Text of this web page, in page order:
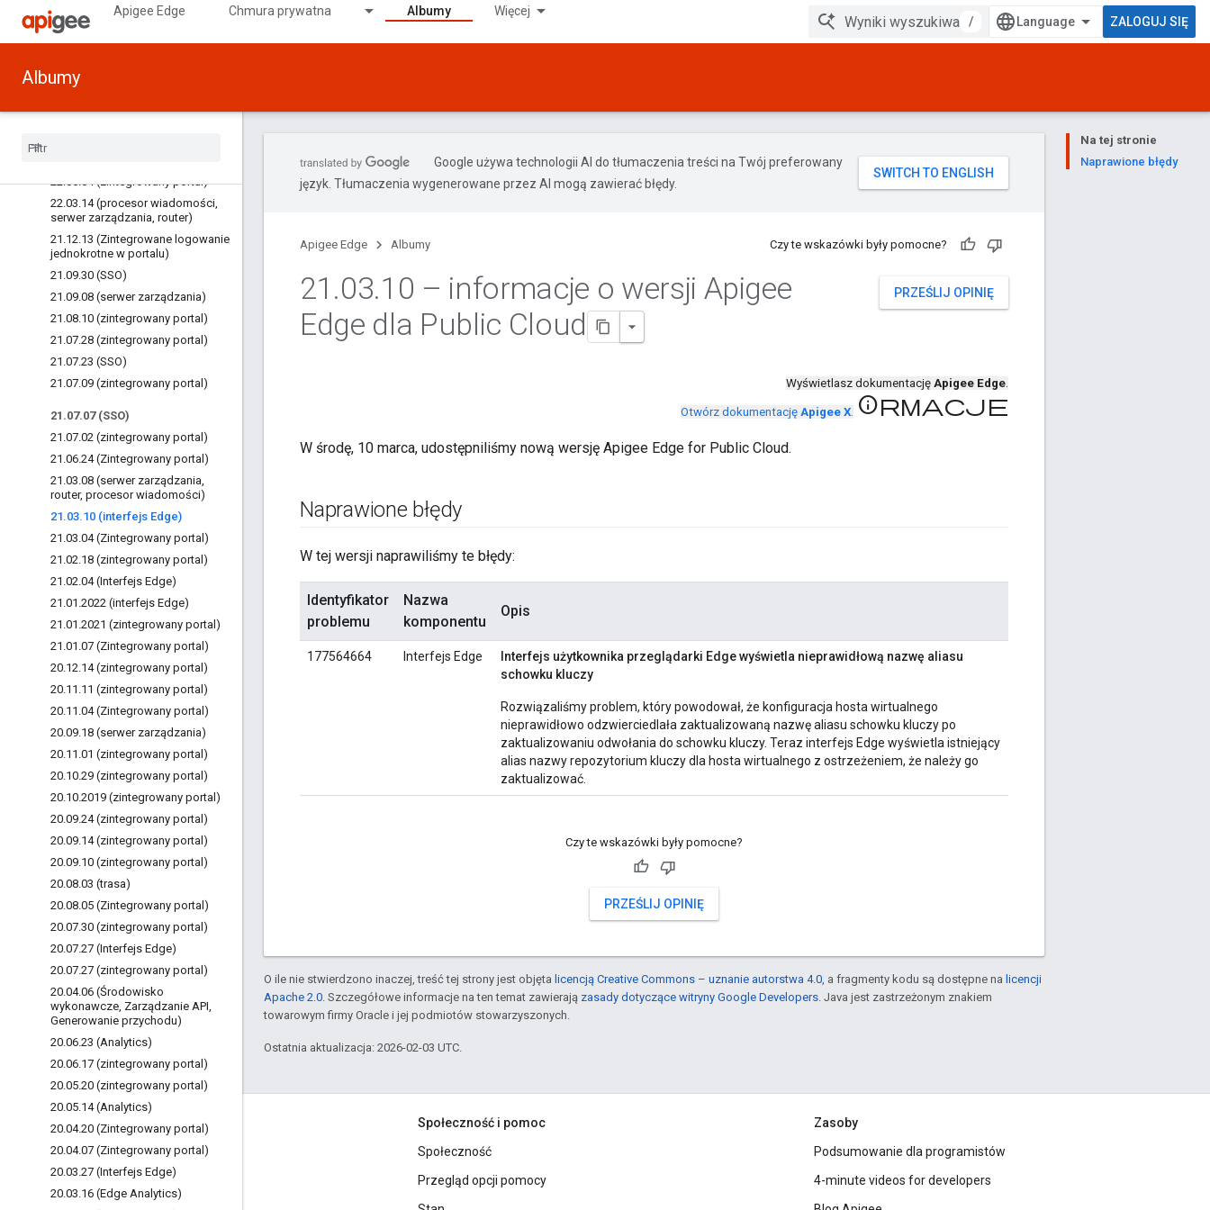
Apigee Edge Chmura prywatna Albumy Więcej
/ ZALOGUJ SIĘ
Albumy
23.01.17 (zintegrowany portal)
Starsze wersje
22.11.10 (zintegrowany portal)
22.09.12 (zintegrowany portal)
22.05.04 (zintegrowany portal)
22.03.14 (procesor wiadomości,
serwer zarządzania, router)
21 .12.13 (Zintegrowane logowanie
jednokrotne w portalu)
21 .09.30 (SSO)
21 .09.08 (serwer zarządzania)
21 .08.10 (zintegrowany portal)
21 .07.28 (zintegrowany portal)
21 .07.23 (SSO)
21 .07.09 (zintegrowany portal)
21 .07.07 (SSO)
21 .07.02 (zintegrowany portal)
21 .06.24 (Zintegrowany portal)
21 .03.08 (serwer zarządzania,
router, procesor wiadomości)
21.03.10 (interfejs Edge)
21 .03.04 (Zintegrowany portal)
21 .02.18 (zintegrowany portal)
21 .02.04 (Interfejs Edge)
21 .01 .2022 (interfejs Edge)
21 .01 .2021 (zintegrowany portal)
21 .01 .07 (Zintegrowany portal)
20.12.14 (zintegrowany portal)
20.11 .11 (zintegrowany portal)
20.11 .04 (Zintegrowany portal)
20.09.18 (serwer zarządzania)
20.11 .01 (zintegrowany portal)
20.10.29 (zintegrowany portal)
20.10.2019 (zintegrowany portal)
20.09.24 (zintegrowany portal)
20.09.14 (zintegrowany portal)
20.09.10 (zintegrowany portal)
20.08.03 (trasa)
20.08.05 (Zintegrowany portal)
20.07.30 (zintegrowany portal)
20.07.27 (Interfejs Edge)
20.07.27 (zintegrowany portal)
20.04.06 (Środowisko
wykonawcze, Zarządzanie API,
Generowanie przychodu)
20.06.23 (Analytics)
20.06.17 (zintegrowany portal)
20.05.20 (zintegrowany portal)
20.05.14 (Analytics)
20.04.20 (Zintegrowany portal)
20.04.07 (Zintegrowany portal)
20.03.27 (Interfejs Edge)
20.03.16 (Edge Analytics)
Na tej stronie
Naprawione błędy
Google używa technologii AI do tłumaczenia treści na Twój preferowany
język. Tłumaczenia wygenerowane przez AI mogą zawierać błędy.
Apigee Edge Albumy Czy te wskazówki były pomocne?
PRZEŚLIJ OPINIĘ
21 .03.10 – informacje o wersji Apigee
Edge dla Public Cloud
Wyświetlasz dokumentację Apigee Edge.
Otwórz dokumentację Apigee X. Informacje
W środę, 10 marca, udostępniliśmy nową wersję Apigee Edge for Public Cloud.
Naprawione błędy
W tej wersji naprawiliśmy te błędy:
Identyfikator
problemu
Nazwa
komponentu
Opis
177564664 Interfejs Edge
Interfejs użytkownika przeglądarki Edge wyświetla nieprawidłową nazwę aliasu
schowku kluczy
Rozwiązaliśmy problem, który powodował, że konfiguracja hosta wirtualnego
nieprawidłowo odzwierciedlała zaktualizowaną nazwę aliasu schowku kluczy po
zaktualizowaniu odwołania do schowku kluczy. Teraz interfejs Edge wyświetla istniejący
alias nazwy repozytorium kluczy dla hosta wirtualnego z ostrzeżeniem, że należy go
zaktualizować.
Czy te wskazówki były pomocne?
PRZEŚLIJ OPINIĘ
O ile nie stwierdzono inaczej, treść tej strony jest objęta licencją Creative Commons – uznanie autorstwa 4.0, a fragmenty kodu są dostępne na licencji
Apache 2.0. Szczegółowe informacje na ten temat zawierają zasady dotyczące witryny Google Developers. Java jest zastrzeżonym znakiem
towarowym firmy Oracle i jej podmiotów stowarzyszonych.
Ostatnia aktualizacja: 2026-02-03 UTC.
Apigee – informacje
We're part of Google
Zdarzenia
Społeczność i pomoc
Społeczność
Przegląd opcji pomocy
Zasoby
Podsumowanie dla programistów
4-minute videos for developers